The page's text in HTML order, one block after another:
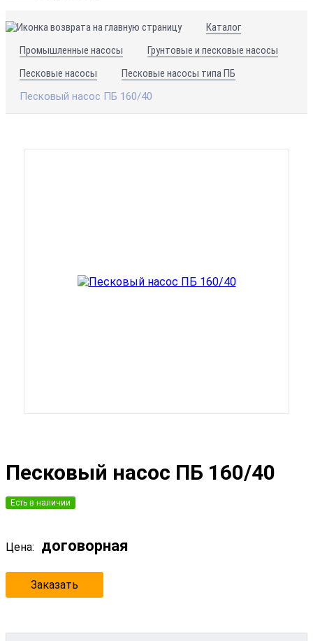
Каталог
Промышленные насосы
Грунтовые и песковые насосы
Песковые насосы
Песковые насосы типа ПБ
Песковый насос ПБ 160/40
Песковый насос ПБ 160/40
Есть в наличии
Цена: договорная
Заказать